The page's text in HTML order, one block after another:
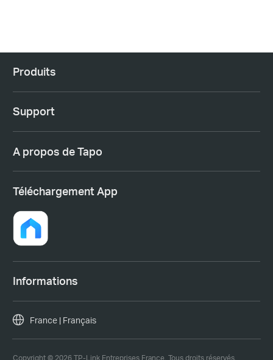
Produits
Support
A propos de Tapo
Téléchargement App
Informations
Copyright © 2026 TP-Link Entreprises France. Tous droits réservés.
France | Français